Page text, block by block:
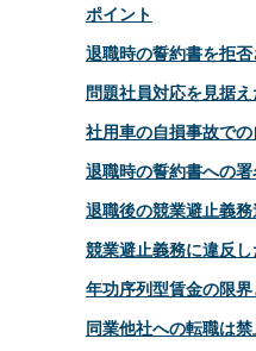
ポイント
退職時の誓約書を拒
問題社員対応を見据
社用車の自損事故で
退職時の誓約書への
退職後の競業避止義
競業避止義務に違反
年功序列型賃金の限
同業他社への転職は